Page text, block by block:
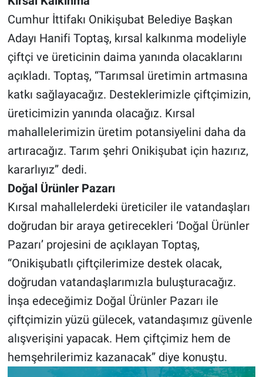
Cumhur İttifakı Onikişubat Belediye Başkan
Adayı Hanifi Toptaş, kırsal kalkınma modeliyle
çiftçi ve üreticinin daima yanında olacaklarını
açıkladı. Toptaş, “Tarımsal üretimin artmasına
katkı sağlayacağız. Desteklerimizle çiftçimizin,
üreticimizin yanında olacağız. Kırsal
mahallelerimizin üretim potansiyelini daha da
artıracağız. Tarım şehri Onikişubat için hazırız,
kararlıyız” dedi.
Doğal Ürünler Pazarı
Kırsal mahallelerdeki üreticiler ile vatandaşları
doğrudan bir araya getirecekleri ‘Doğal Ürünler
Pazarı’ projesini de açıklayan Toptaş,
“Onikişubatlı çiftçilerimize destek olacak,
doğrudan vatandaşlarımızla buluşturacağız.
İnşa edeceğimiz Doğal Ürünler Pazarı ile
çiftçimizin yüzü gülecek, vatandaşımız güvenle
alışverişini yapacak. Hem çiftçimiz hem de
hemşehrilerimiz kazanacak” diye konuştu.